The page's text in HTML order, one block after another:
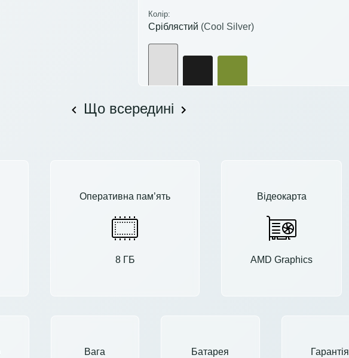
Колір:
Сріблястий (Cool Silver)
Що всередині
Оперативна пам’ять
8 ГБ
Відеокарта
AMD Graphics
Вага Батарея Гарантія